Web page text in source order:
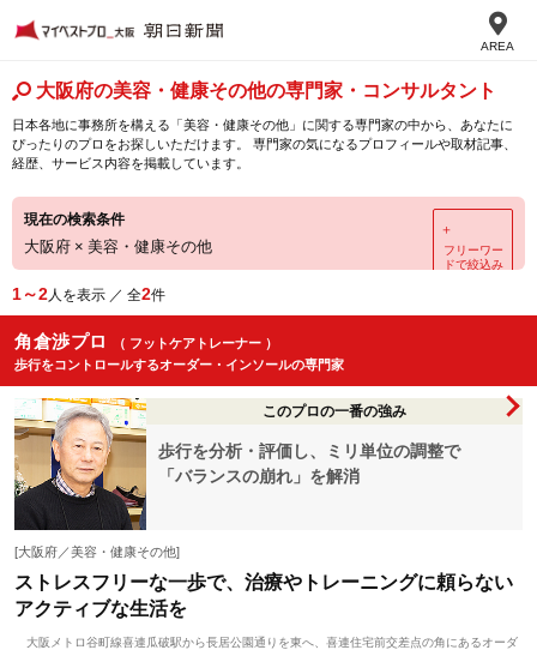
AREA
大阪府の美容・健康その他の専門家・コンサルタント
日本各地に事務所を構える「美容・健康その他」に関する専門家の中から、あなたに
ぴったりのプロをお探しいただけます。 専門家の気になるプロフィールや取材記事、
経歴、サービス内容を掲載しています。
現在の検索条件
大阪府 × 美容・健康その他
＋
フリーワー
ドで絞込み
1～2人を表示 ／ 全2件
角倉渉プロ
（ フットケアトレーナー ）
歩行をコントロールするオーダー・インソールの専門家
このプロの一番の強み
歩行を分析・評価し、ミリ単位の調整で
「バランスの崩れ」を解消
[大阪府／美容・健康その他]
ストレスフリーな一歩で、治療やトレーニングに頼らない
アクティブな生活を
大阪メトロ谷町線喜連瓜破駅から長居公園通りを東へ、喜連住宅前交差点の角にあるオーダ